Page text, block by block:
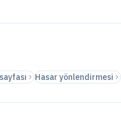
Hasar yönlendirmesi